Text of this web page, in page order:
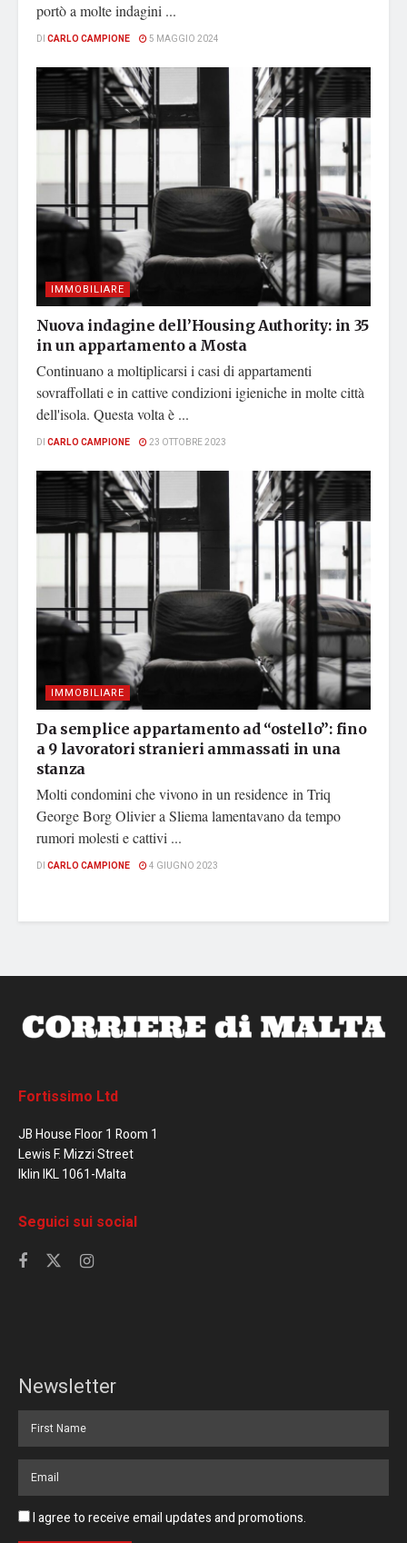
portò a molte indagini ...
DI CARLO CAMPIONE 5 MAGGIO 2024
IMMOBILIARE
Nuova indagine dell’Housing Authority: in 35
in un appartamento a Mosta
Continuano a moltiplicarsi i casi di appartamenti
sovraffollati e in cattive condizioni igieniche in molte città
dell'isola. Questa volta è ...
DI CARLO CAMPIONE 23 OTTOBRE 2023
IMMOBILIARE
Da semplice appartamento ad “ostello”: fino
a 9 lavoratori stranieri ammassati in una
stanza
Molti condomini che vivono in un residence in Triq
George Borg Olivier a Sliema lamentavano da tempo
rumori molesti e cattivi ...
DI CARLO CAMPIONE 4 GIUGNO 2023
Fortissimo Ltd
JB House Floor 1 Room 1
Lewis F. Mizzi Street
Iklin IKL 1061-Malta
Seguici sui social
Newsletter
I agree to receive email updates and promotions.